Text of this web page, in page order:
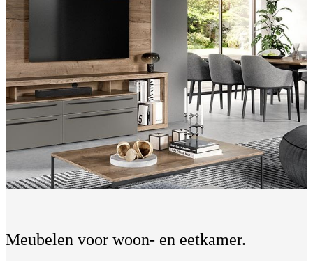
Meubelen voor woon- en eetkamer.